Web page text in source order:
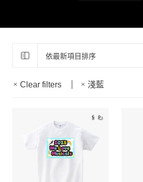
achin 22
13
Diane Chiang
依最新項目排序
Clear filters 淺藍